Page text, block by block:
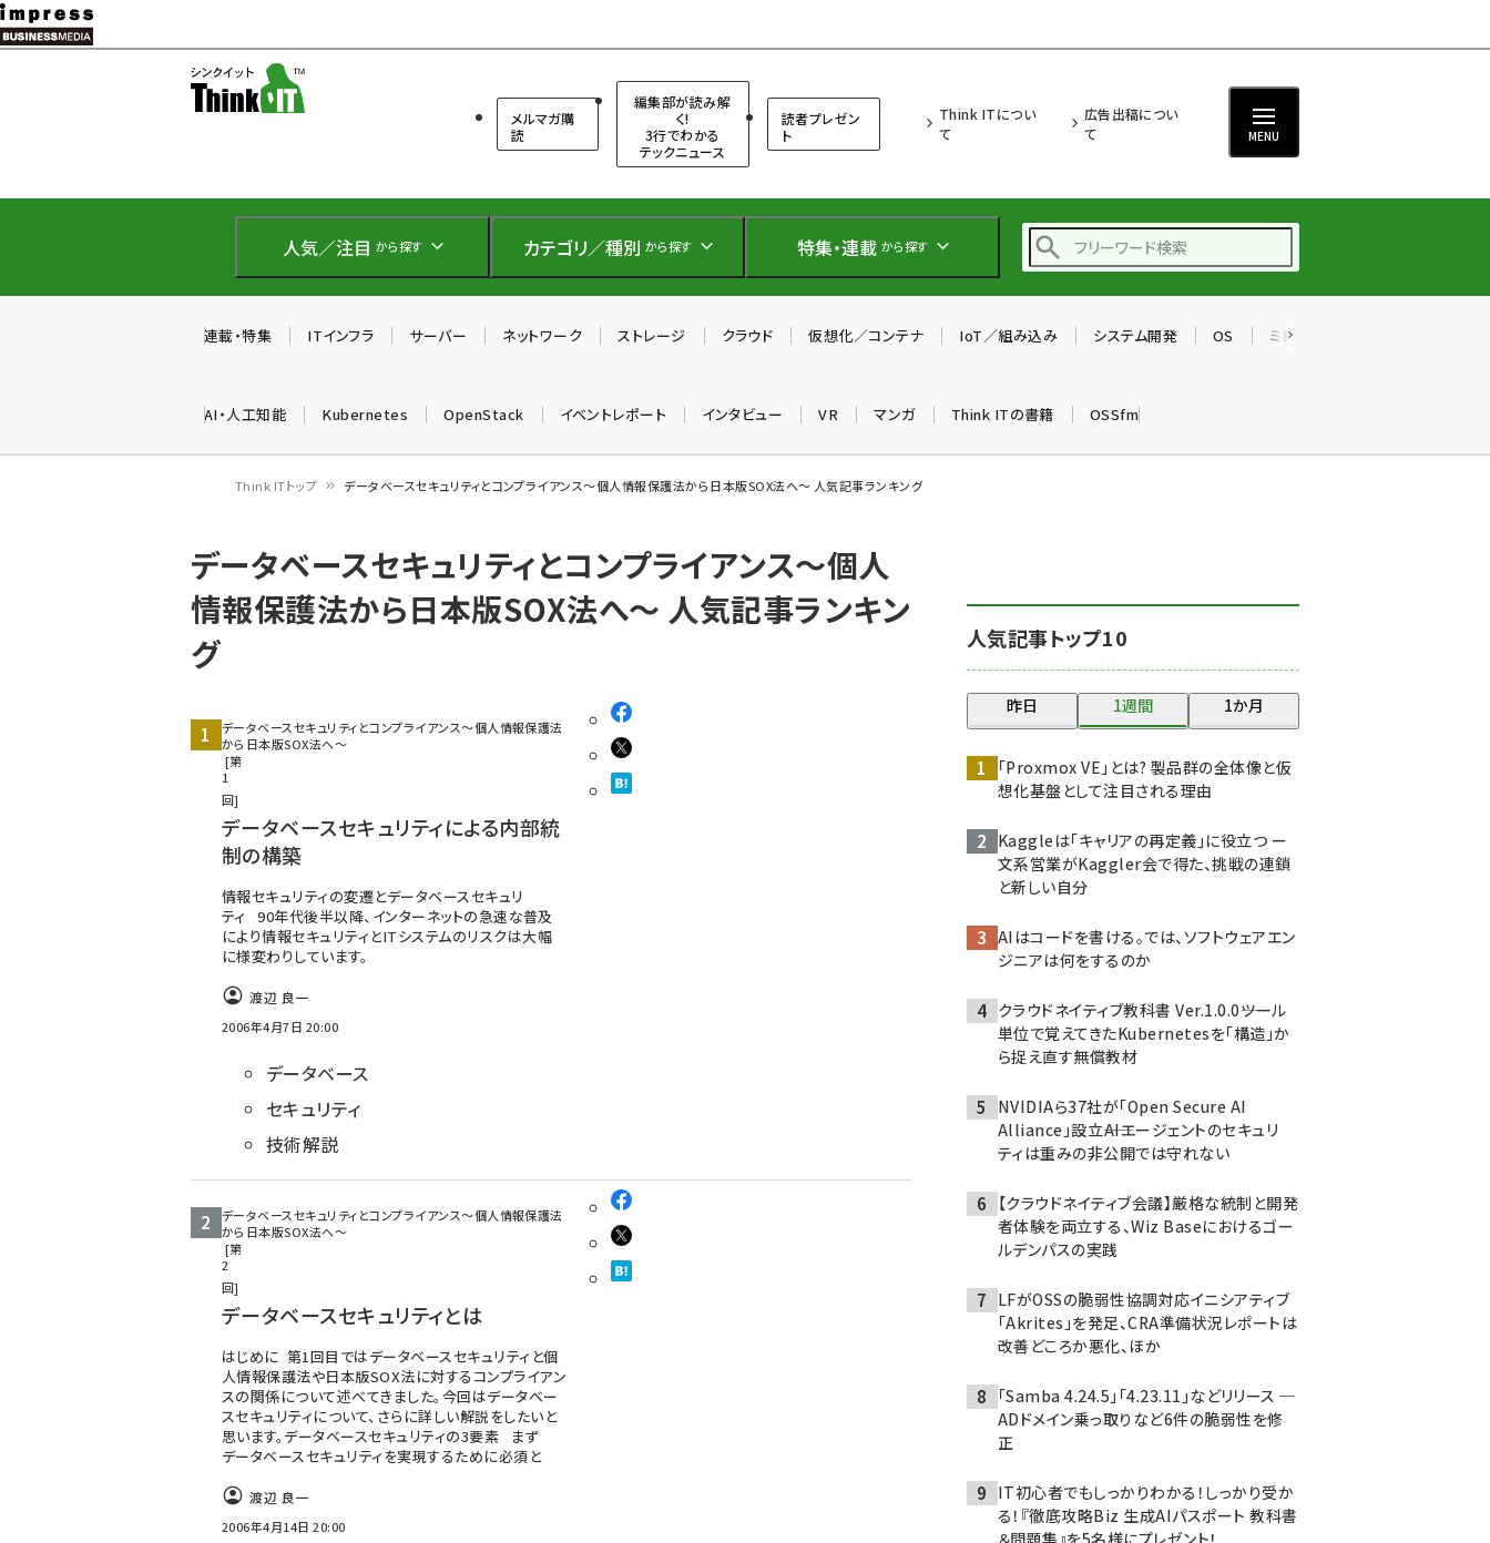
メ
イ
テ
に
メルマガ購
読
編集部が読み解
く!
3行でわかる
テックニュース
読者プレゼン
ト
Think ITについ
て
広告出稿につい
て
MENU
人気／注目 から探す カテゴリ／種別 から探す 特集・連載 から探す
仲間と築いた勝利の絆～
drupal (1929)
genai (1468)
abc123 (1341)
連載・特集 ITインフラ サーバー ネットワーク ストレージ クラウド 仮想化／コンテナ IoT／組み込み システム開発 OS ミドルウェア
AI・人工知能 Kubernetes OpenStack イベントレポート インタビュー VR マンガ Think ITの書籍 OSSfm
ン
く
ず
Think ITトップ データベースセキュリティとコンプライアンス〜個人情報保護法から日本版SOX法へ〜 人気記事ランキング
データベースセキュリティとコンプライアンス〜個人
情報保護法から日本版SOX法へ〜 人気記事ランキン
グ
データベースセキュリティとコンプライアンス〜個人情報保護法
から日本版SOX法へ〜
第
1
回
データベースセキュリティによる内部統
制の構築
情報セキュリティの変遷とデータベースセキュリ
ティ 90年代後半以降、インターネットの急速な普及
により情報セキュリティとITシステムのリスクは大幅
に様変わりしています。
渡辺 良一
2006年4月7日 20:00
データベース
セキュリティ
技術解説
データベースセキュリティとコンプライアンス〜個人情報保護法
から日本版SOX法へ〜
第
2
回
データベースセキュリティとは
はじめに 第1回目ではデータベースセキュリティと個
人情報保護法や日本版SOX法に対するコンプライアン
スの関係について述べてきました。今回はデータベー
スセキュリティについて、さらに詳しい解説をしたいと
思います。データベースセキュリティの3要素 まず
データベースセキュリティを実現するために必須と
渡辺 良一
2006年4月14日 20:00
人気記事トップ10
昨日 1週間 1か月
「Proxmox VE」とは? 製品群の全体像と仮
想化基盤として注目される理由
Kaggleは「キャリアの再定義」に役立つ ー
文系営業がKaggler会で得た、挑戦の連鎖
と新しい自分
AIはコードを書ける。では、ソフトウェアエン
ジニアは何をするのか
クラウドネイティブ教科書 Ver.1.0.0――ツール
単位で覚えてきたKubernetesを「構造」か
ら捉え直す無償教材
NVIDIAら37社が「Open Secure AI
Alliance」設立――AIエージェントのセキュリ
ティは重みの非公開では守れない
【クラウドネイティブ会議】厳格な統制と開発
者体験を両立する、Wiz Baseにおけるゴー
ルデンパスの実践
LFがOSSの脆弱性協調対応イニシアティブ
「Akrites」を発足、CRA準備状況レポートは
改善どころか悪化、ほか
「Samba 4.24.5」「4.23.11」などリリース ─
ADドメイン乗っ取りなど6件の脆弱性を修
正
IT初心者でもしっかりわかる！しっかり受か
る！『徹底攻略Biz 生成AIパスポート 教科書
＆問題集』を5名様にプレゼント！